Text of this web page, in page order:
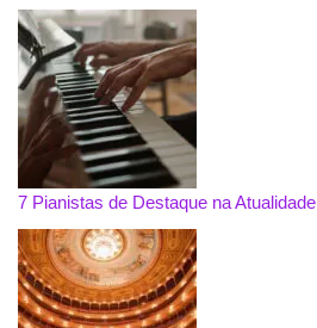
7 Pianistas de Destaque na Atualidade